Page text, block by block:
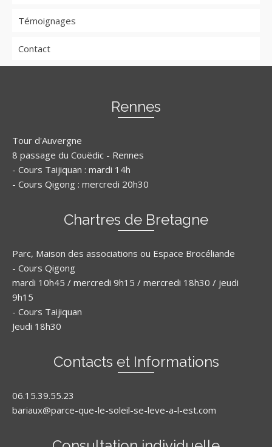
Témoignages
Contact
Rennes
Tour d'Auvergne
8 passage du Couëdic - Rennes
- Cours Taijiquan : mardi 14h
- Cours Qigong : mercredi 20h30
Chartres de Bretagne
Parc, Maison des associations ou Espace Brocéliande
- Cours Qigong
mardi 10h45 / mercredi 9h15 / mercredi 18h30 / jeudi
9h15
- Cours Taijiquan
Jeudi 18h30
Contacts et Informations
06.15.39.55.23
bariaux@parce-que-le-soleil-se-leve-a-l-est.com